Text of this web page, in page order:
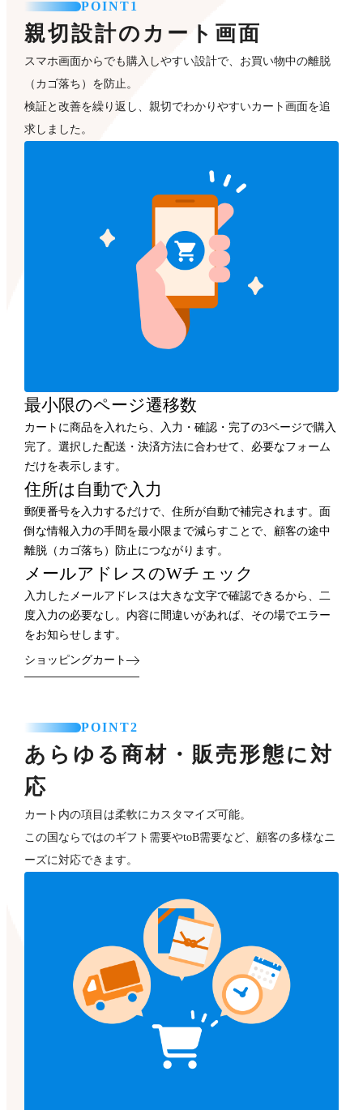
POINT1
親切設計のカート画面
スマホ画面からでも購入しやすい設計で、お買い物中の離脱
（カゴ落ち）を防止。
検証と改善を繰り返し、親切でわかりやすいカート画面を追
求しました。
最小限のページ遷移数
カートに商品を入れたら、入力・確認・完了の3ページで購入
完了。選択した配送・決済方法に合わせて、必要なフォーム
だけを表示します。
住所は自動で入力
郵便番号を入力するだけで、住所が自動で補完されます。面
倒な情報入力の手間を最小限まで減らすことで、顧客の途中
離脱（カゴ落ち）防止につながります。
メールアドレスのWチェック
入力したメールアドレスは大きな文字で確認できるから、二
度入力の必要なし。内容に間違いがあれば、その場でエラー
をお知らせします。
ショッピングカート
POINT2
あらゆる商材・販売形態に対
応
カート内の項目は柔軟にカスタマイズ可能。
この国ならではのギフト需要やtoB需要など、顧客の多様なニ
ーズに対応できます。